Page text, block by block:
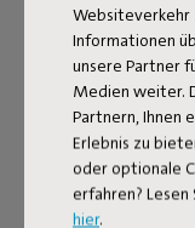
Websiteverkehr
Informationen
unsere Partner
Medien weiter.
Partnern, Ihnen
Erlebnis zu
oder optionale
erfahren?
hier.